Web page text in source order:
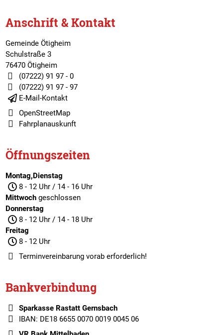
Anschrift & Kontakt
Gemeinde Ötigheim
Schulstraße 3
76470 Ötigheim
(07222) 91 97 - 0
(07222) 91 97 - 97
E-Mail-Kontakt
OpenStreetMap
Fahrplanauskunft
Öffnungszeiten
Montag,Dienstag
8 - 12 Uhr / 14 - 16 Uhr
Mittwochgeschlossen
Donnerstag
8 - 12 Uhr / 14 - 18 Uhr
Freitag
8 - 12 Uhr
Terminvereinbarungvorab erforderlich!
Bankverbindung
Sparkasse Rastatt Gernsbach
IBAN: DE18 6655 0070 0019 0045 06